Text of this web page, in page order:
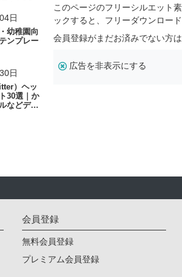
日
幼稚園向
ンプレー
日
）ヘッ
30選｜か
などデザ
このページのフリーシルエット
ックすると、フリーダウンロー
会員登録がまだお済みでない方は
広告を非表示にする
会員登録
無料会員登録
プレミアム会員登録